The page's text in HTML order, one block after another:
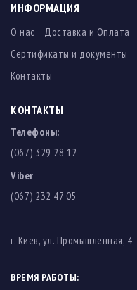
ИНФОРМАЦИЯ
О нас Доставка и Оплата
Сертификаты и документы
Контакты
КОНТАКТЫ
Телефоны:
(067) 329 28 12
Viber
(067) 232 47 05
г. Киев, ул. Промышленная, 4
ВРЕМЯ РАБОТЫ: